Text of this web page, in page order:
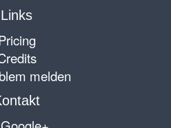
Links
melden